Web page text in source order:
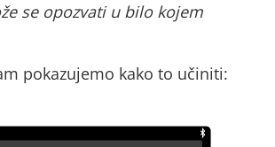
se opozvati u bilo kojem
pokazujemo kako to učiniti: